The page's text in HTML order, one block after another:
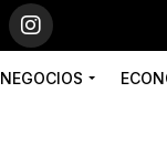
NEGOCIOS